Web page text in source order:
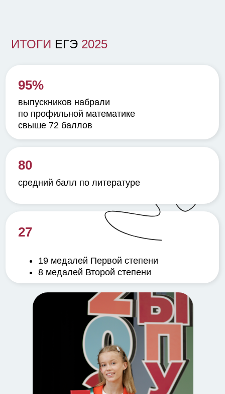
27
19 медалей Первой степени
8 медалей Второй степени
95%
выпускников набрали
по профильной математике
свыше 72 баллов
средний балл по литературе
80
ИТОГИ ЕГЭ 2025